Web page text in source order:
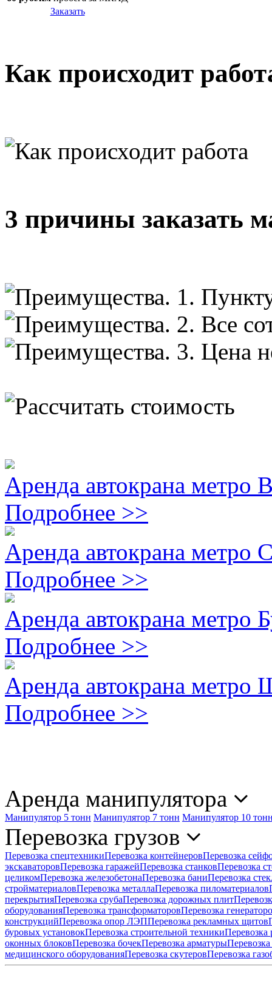
Заказать
Как происходит
3 причины заказать
Аренда автокрана метро
Подробнее >>
Аренда автокрана метро
Подробнее >>
Аренда автокрана метро
Подробнее >>
Аренда автокрана метро
Подробнее >>
Аренда манипулятора
Манипулятор 5 тонн Манипулятор 7 тонн Манипулятор 10
Перевозка грузов
Перевозка спецтехникиПеревозка контейнеровПеревозка
экскаваторовПеревозка гаражейПеревозка станковПеревозка
целикомПеревозка железобетонаПеревозка баниПеревозка
стройматериаловПеревозка металлаПеревозка пиломатериалов
перекрытияПеревозка срубаПеревозка дорожных плит
оборудованияПеревозка трансформаторовПеревозка
конструкцийПеревозка опор ЛЭППеревозка рекламных щитов
буровых установокПеревозка строительной техникиПеревозка
оконных блоковПеревозка бочекПеревозка арматуры
медицинского оборудованияПеревозка скутеровПеревозка